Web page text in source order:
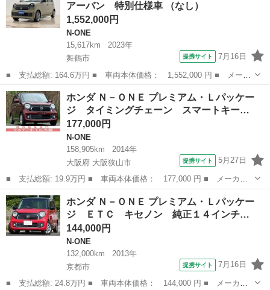
ＣＶＴ 盗難...
アーバン 特別仕様車 （なし）
1,552,000円
N-ONE
15,617km
2023年
舞鶴市
提携サイト 7月16日
■ 支払総額: 164.6万円 ■ 車両本体価格： 1,552,000 円 ■ メーカ
ー名： ホンダ ■ 車種名： Ｎ－ＯＮＥ ■ グレード名： オリジ
ナルスタイルプラスアーバン 特別仕様車 ■ 排気量： 660cc ■ ...
京都 舞鶴市 N-ONE
ホンダ Ｎ－ＯＮＥ プレミアム・Ｌパッケー
ジ タイミングチェーン スマートキー…
177,000円
N-ONE
158,905km
2014年
大阪府 大阪狭山市
提携サイト 5月27日
■ 支払総額: 19.9万円 ■ 車両本体価格： 177,000 円 ■ メーカー
名： ホンダ ■ 車種名： Ｎ－ＯＮＥ ■ グレード名： プレミア
ム・Ｌパッケージ タイミングチェーン スマートキー プッシュス
タート ベン...
大阪 大阪狭山市 N-ONE
ホンダ Ｎ－ＯＮＥ プレミアム・Ｌパッケー
ジ ＥＴＣ キセノン 純正１４インチ…
144,000円
N-ONE
132,000km
2013年
京都市
提携サイト 7月16日
■ 支払総額: 24.8万円 ■ 車両本体価格： 144,000 円 ■ メーカー